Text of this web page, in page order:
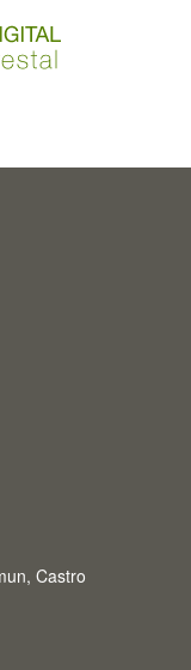
Castro